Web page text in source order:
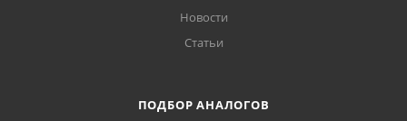
Новости
Статьи
ПОДБОР АНАЛОГОВ